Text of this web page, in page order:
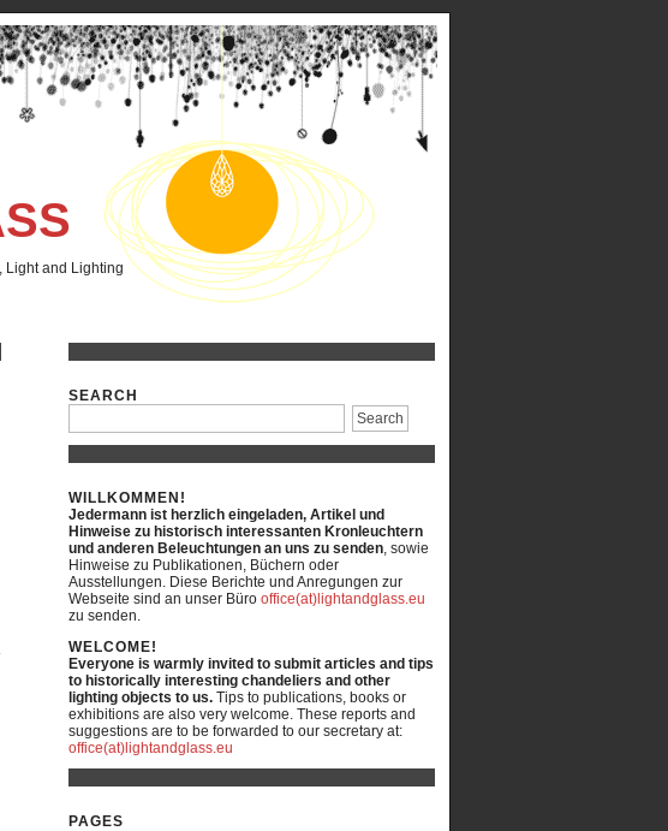
Light and Lighting
SEARCH
WILLKOMMEN!
Jedermann ist herzlich eingeladen, Artikel und
Hinweise zu historisch interessanten Kronleuchtern
und anderen Beleuchtungen an uns zu senden, sowie
Hinweise zu Publikationen, Büchern oder
Ausstellungen. Diese Berichte und Anregungen zur
Webseite sind an unser Büro office(at)lightandglass.eu
zu senden.
WELCOME!
Everyone is warmly invited to submit articles and tips
to historically interesting chandeliers and other
lighting objects to us. Tips to publications, books or
exhibitions are also very welcome. These reports and
suggestions are to be forwarded to our secretary at:
office(at)lightandglass.eu
PAGES